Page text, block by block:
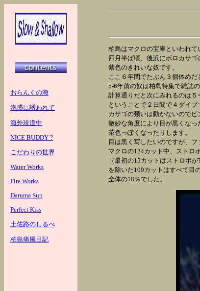
おらんくの海
泡盛に誘われて
海外珍道中
NICE BUDDY ?
こだわりの世界
Water Works
Fire Works
Daruma Sun
Perfect Kiss
土佐路のしるべ
柏島痛風日記
柏島はマクロの宝庫といわれて
四月半ば頃、後浜にボロカサゴ
紫色のきれいな奴です。
ここ６年間でたぶん３個体めだ
5-6年前の奴は柏島特集で雑誌
計算通りだと次にみれるのは５
ということで２日間で４ダイブ
カサゴの類いは動かないのでピ
微妙な角度により目が黒くな
茶色っぽくなったりします。
目は黒く写したいのですが、
マクロの124カット中、ストロ
（最初の15カットはストロボ
を除いた109カットはすべて目
全体の18％でした。